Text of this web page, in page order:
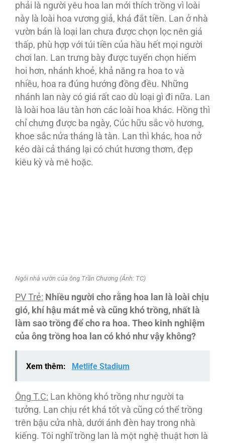
phải là người yêu hoa lan mới thích trồng vì loài
này là loài hoa vương giả, khá đắt tiền. Lan ở nhà
vườn bán là loại lan chưa được chọn lọc nên giá
thấp, phù hợp với túi tiền của hầu hết mọi người
chơi lan. Lan trưng bày được tuyển chọn hiếm
hoi hơn, nhánh khoẻ, khả năng ra hoa to và
nhiều, hoa ra đúng hướng đồng đều. Những
nhánh lan này có giá rất cao dù loại gì đi nữa. Lan
là loài hoa lâu tàn hơn các loài hoa khác. Hồng thì
chỉ chưng được ba ngày, Cúc hữu sắc vô hương,
khoe sắc nửa tháng là tàn. Lan thì khác, hoa nở
kéo dài cả tháng lại có chút hương thơm, đẹp
kiêu kỳ và mê hoặc.
Ngôi nhà vườn của ông Trần Chương (Ảnh: TC)
PV Trẻ: Nhiều người cho rằng hoa lan là loài chịu
gió, khí hậu mát mẻ và cũng khó trồng, nhất là
làm sao trồng để cho ra hoa. Theo kinh nghiệm
của ông trồng hoa lan có khó như vậy không?
Xem thêm: Metlife Stadium
Ông T.C: Lan không khó trồng như người ta
tưởng. Lan chịu rét khá tốt và cũng có thể trồng
trên bậu cửa nhà, dưới ánh đèn hay trong nhà
kiếng. Tôi nghĩ trồng lan là một nghệ thuật hơn là